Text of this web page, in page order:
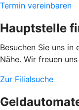
Termin vereinbaren
Hauptstelle
Besuchen Sie uns in
Nähe. Wir freuen
Zur Filialsuche